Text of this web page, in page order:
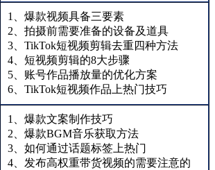
1、爆款视频具备三要素
2、拍摄前需要准备的设备及道具
3、TikTok短视频剪辑去重四种方法
4、短视频剪辑的8大步骤
5、账号作品播放量的优化方案
6、TikTok短视频作品上热门技巧
1、爆款文案制作技巧
2、爆款BGM音乐获取方法
3、如何通过话题标签上热门
4、发布高权重带货视频的需要注意的